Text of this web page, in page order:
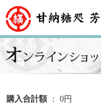
購入合計額 ： 0円